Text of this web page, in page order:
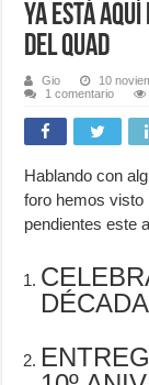
Ya está
del Quad
Gio 10
1 comentario
Hablando con
foro hemos
pendientes este